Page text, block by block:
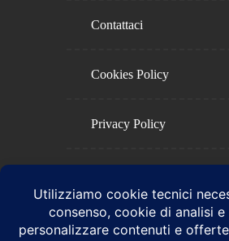
Contattaci
Cookies Policy​
Privacy Policy​